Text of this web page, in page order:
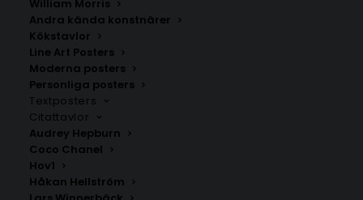
William Morris
Andra kända konstnärer
Kökstavlor
Line Art Posters
Moderna posters
Personliga posters
Textposters
Citattavlor
Audrey Hepburn
Coco Chanel
Hov1
Håkan Hellström
Lidingö
Fr. 200.00kr